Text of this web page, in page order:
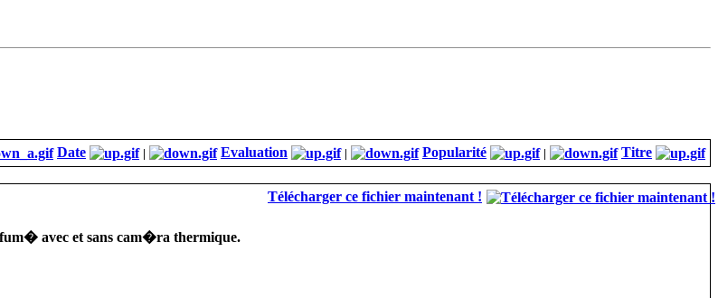
Date | Evaluation | Popularité | Titre
Télécharger ce fichier maintenant !
avec et sans cam�ra thermique.